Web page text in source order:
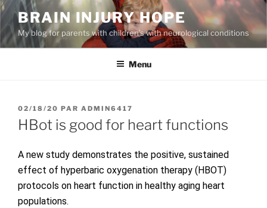
Aller
contenu
principal
BRAIN INJURY HOPE
My blog for parents with children’s with neurological conditions
Menu
PUBLIÉ
LE
02/18/20 PAR ADMIN6417
HBot is good for heart functions
A new study demonstrates the positive, sustained
effect of hyperbaric oxygenation therapy (HBOT)
protocols on heart function in healthy aging heart
populations.